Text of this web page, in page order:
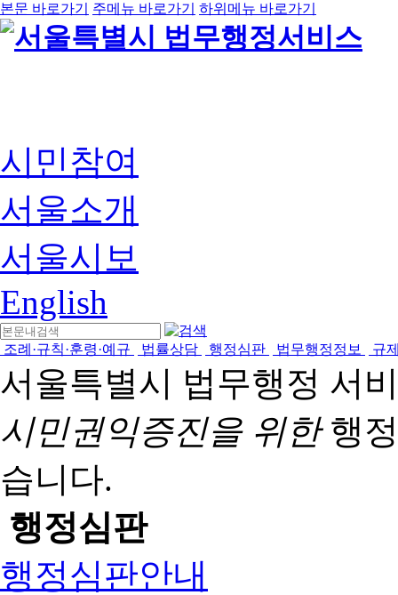
본문 바로가기 주메뉴 바로가기 하위메뉴 바로가기
시민참여
서울소개
서울시보
English
조례·규칙·훈령·예규 법률상담 행정심판 법무행정정보 규
서울특별시 법무행정 서
시민권익증진을 위한행
습니다.
행정심판
행정심판안내